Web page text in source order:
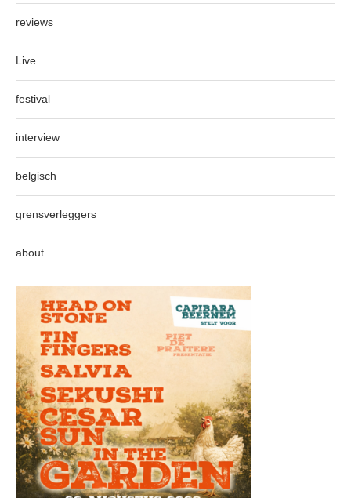
reviews
Live
festival
interview
belgisch
grensverleggers
about